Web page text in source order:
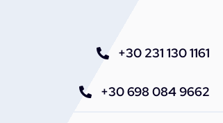
+30 231 130 1161
+30 698 084 9662